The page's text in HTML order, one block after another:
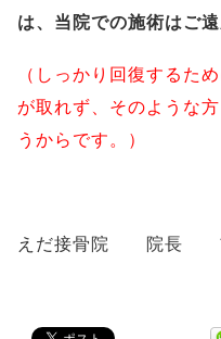
は、当院での施術はご
（しっかり回復するた
が取れず、そのような
うからです。）
福井市
えだ接骨院 院長